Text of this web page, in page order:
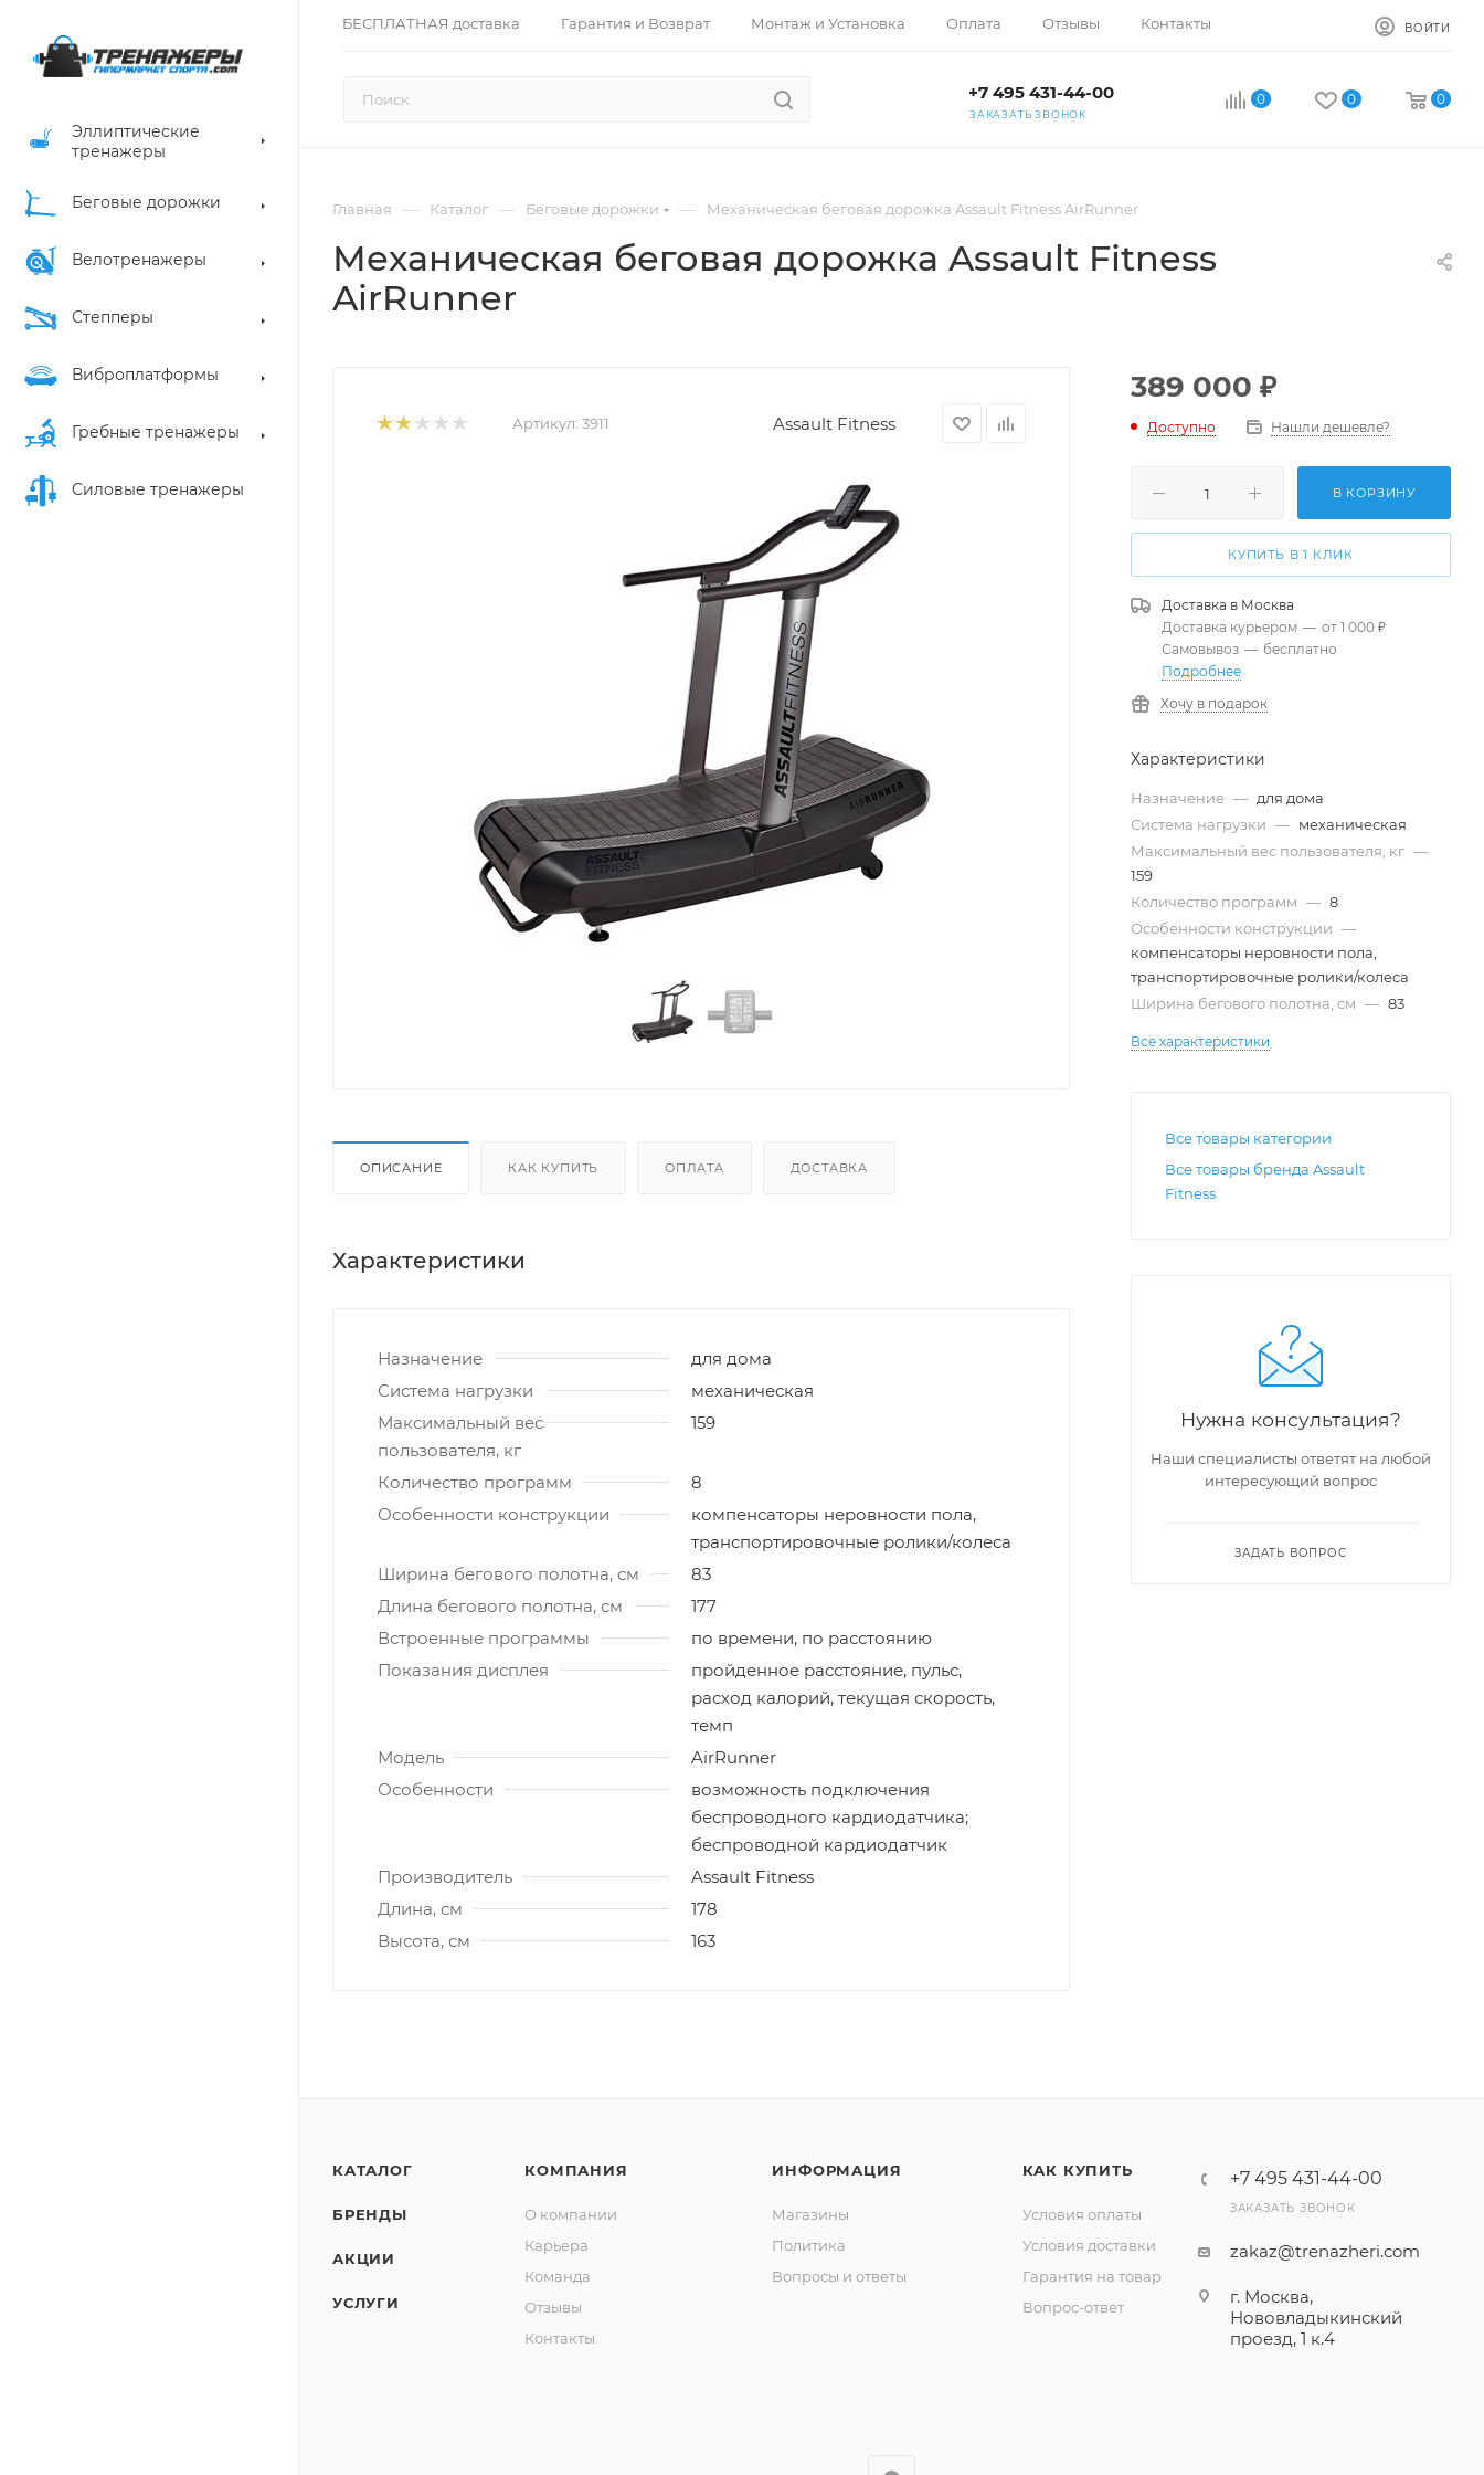
БЕСПЛАТНАЯ доставка Гарантия и Возврат Монтаж и Установка Оплата Отзывы Контакты ВОЙТИ
+7 495 431-44-00
ЗАКАЗАТЬ ЗВОНОК
0 0 0
Эллиптические
тренажеры
Беговые дорожки
Велотренажеры
Степперы
Виброплатформы
Гребные тренажеры
Силовые тренажеры
Главная — Каталог — Беговые дорожки — Механическая беговая дорожка Assault Fitness AirRunner
Механическая беговая дорожка Assault Fitness
AirRunner
Артикул: 3911 Assault Fitness
ОПИСАНИЕ КАК КУПИТЬ ОПЛАТА ДОСТАВКА
Характеристики
Назначение
для дома
Система нагрузки
механическая
Максимальный вес
пользователя, кг
159
Количество программ
8
Особенности конструкции
компенсаторы неровности пола,
транспортировочные ролики/колеса
Ширина бегового полотна, см
83
Длина бегового полотна, см
177
Встроенные программы
по времени, по расстоянию
Показания дисплея
пройденное расстояние, пульс,
расход калорий, текущая скорость,
темп
Модель
AirRunner
Особенности
возможность подключения
беспроводного кардиодатчика;
беспроводной кардиодатчик
Производитель
Assault Fitness
Длина, см
178
Высота, см
163
389 000 ₽
Доступно Нашли дешевле?
В КОРЗИНУ
КУПИТЬ В 1 КЛИК
Доставка в Москва
Доставка курьером — от 1 000 ₽
Самовывоз — бесплатно
Подробнее
Хочу в подарок
Характеристики
Назначение — для дома
Система нагрузки — механическая
Максимальный вес пользователя, кг —
159
Количество программ — 8
Особенности конструкции —
компенсаторы неровности пола,
транспортировочные ролики/колеса
Ширина бегового полотна, см — 83
Все характеристики
Все товары категории
Все товары бренда Assault
Fitness
Нужна консультация?
Наши специалисты ответят на любой
интересующий вопрос
ЗАДАТЬ ВОПРОС
КАТАЛОГ
БРЕНДЫ
АКЦИИ
УСЛУГИ
КОМПАНИЯ
О компании
Карьера
Команда
Отзывы
Контакты
ИНФОРМАЦИЯ
Магазины
Политика
Вопросы и ответы
КАК КУПИТЬ
Условия оплаты
Условия доставки
Гарантия на товар
Вопрос-ответ
+7 495 431-44-00
ЗАКАЗАТЬ ЗВОНОК
zakaz@trenazheri.com
г. Москва,
Нововладыкинский
проезд, 1 к.4